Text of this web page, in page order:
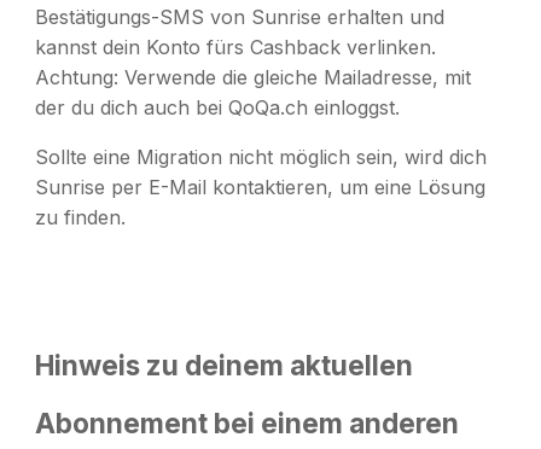
Bestätigungs-SMS von Sunrise erhalten und
kannst dein Konto fürs Cashback verlinken.
Achtung: Verwende die gleiche Mailadresse, mit
der du dich auch bei QoQa.ch einloggst.
Sollte eine Migration nicht möglich sein, wird dich
Sunrise per E-Mail kontaktieren, um eine Lösung
zu finden.
Hinweis zu deinem aktuellen
Abonnement bei einem anderen